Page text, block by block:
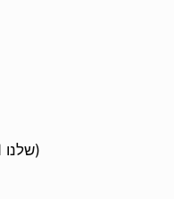
צירופי תמונה ווידיאו (אנו מעבירים את הקבצים ל-CDN שלנו)